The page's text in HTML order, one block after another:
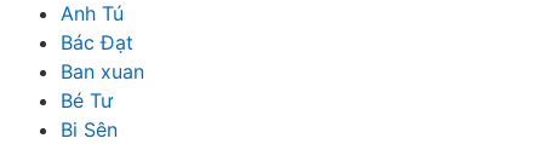
Anh Tú
Bác Đạt
Ban xuan
Bé Tư
Bi Sên